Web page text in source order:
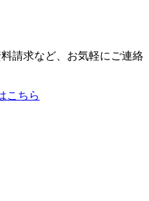
請求など、お気軽にご連絡
こちら